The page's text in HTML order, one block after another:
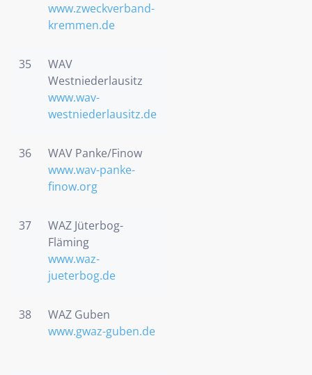
www.zweckverband-
kremmen.de
35
WAV
Westniederlausitz
www.wav-
westniederlausitz.de
36
WAV Panke/Finow
www.wav-panke-
finow.org
37
WAZ Jüterbog-
Fläming
www.waz-
jueterbog.de
38
WAZ Guben
www.gwaz-guben.de